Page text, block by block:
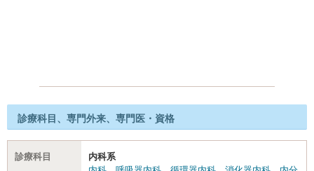
診療科目、専門外来、専門医・資格
診療科目
内科系